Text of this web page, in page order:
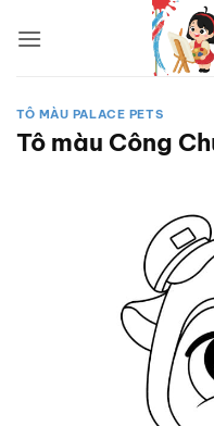
qua
TÔ MÀU PALACE PETS
Tô màu Công